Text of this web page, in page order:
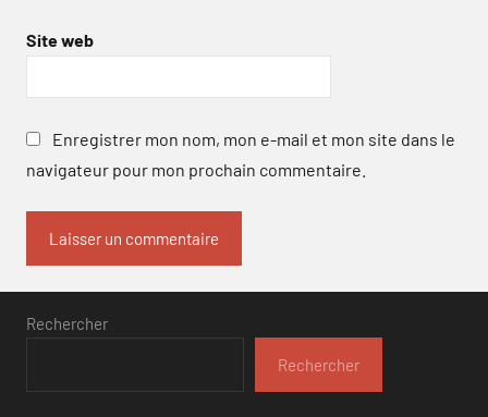
Site web
Enregistrer mon nom, mon e-mail et mon site dans le
navigateur pour mon prochain commentaire.
Rechercher
Rechercher